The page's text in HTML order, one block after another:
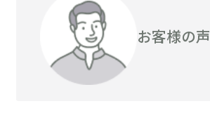
お客様の声